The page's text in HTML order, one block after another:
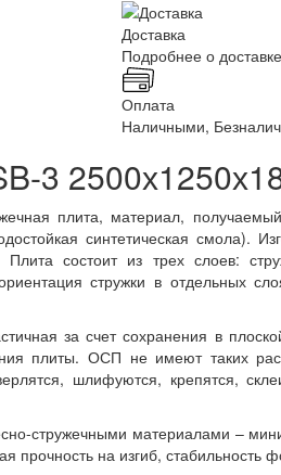
Доставка
Подробнее о
Оплата
Наличными,
3
плита, материал,
синтетическая смола).
состоит из трех слоев:
стружки в отдельных
за счет сохранения в
плиты. ОСП не имеют таких
шлифуются, крепятся,
стружечными материалами –
на изгиб, стабильность